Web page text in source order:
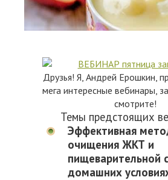
Друзья! Я, Андрей Ерошкин,
мега интересные вебинары,
смотрите!
Темы предстоящих
Эффективная
очищения ЖКТ и
пищеварительной
домашних